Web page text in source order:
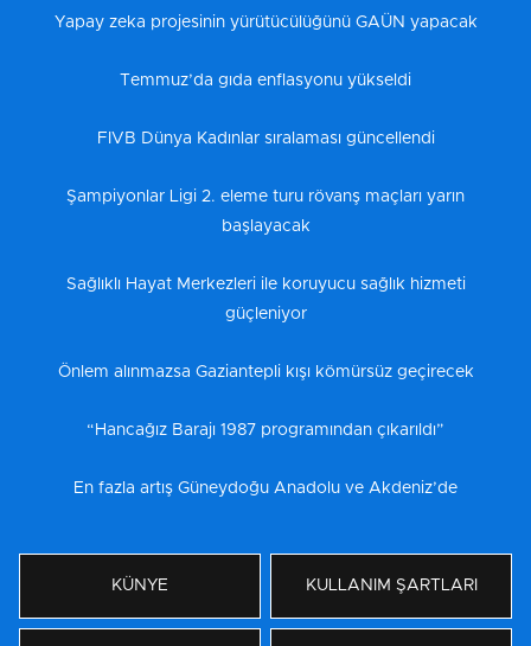
Yapay zeka projesinin yürütücülüğünü GAÜN yapacak
Temmuz’da gıda enflasyonu yükseldi
FIVB Dünya Kadınlar sıralaması güncellendi
Şampiyonlar Ligi 2. eleme turu rövanş maçları yarın
başlayacak
Sağlıklı Hayat Merkezleri ile koruyucu sağlık hizmeti
güçleniyor
Önlem alınmazsa Gaziantepli kışı kömürsüz geçirecek
“Hancağız Barajı 1987 programından çıkarıldı”
En fazla artış Güneydoğu Anadolu ve Akdeniz’de
KÜNYE KULLANIM ŞARTLARI